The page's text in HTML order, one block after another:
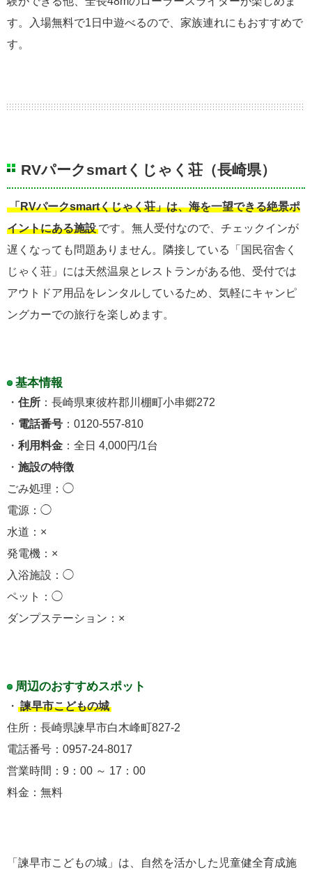
す。入場無料で1日中遊べるので、家族連れにもおすすめで
す。
RVパークsmartくじゃく荘（長崎県）
「RVパークsmartくじゃく荘」は、海を一望できる絶景ポ
イントにある施設 です。無人受付なので、チェックインが
遅くなっても問題ありません。隣接している「国民宿舎く
じゃく荘」には天然温泉とレストランがある他、受付では
アウトドア用品をレンタルしているため、気軽にキャンピ
ングカーでの旅行を楽しめます。
基本情報
・ 住所 ：長崎県東彼杵郡川棚町小串郷272
・ 電話番号 ：0120-557-810
・ 利用料金 ：全日 4,000円/1台
・ 施設の特徴
ごみ処理：◯
電源：◯
水道：×
発電機：×
入浴施設：◯
ペット：◯
ダンプステーション：×
周辺のおすすめスポット
・ 諫早市こどもの城
住所：長崎県諫早市白木峰町827-2
電話番号：0957-24-8017
営業時間：9：00 ～ 17：00
料金：無料
「諫早市こどもの城」は、自然を活かした児童健全育成施